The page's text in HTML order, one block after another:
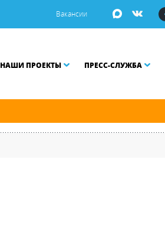
Вакансии
НАШИ ПРОЕКТЫ ПРЕСС-СЛУЖБА